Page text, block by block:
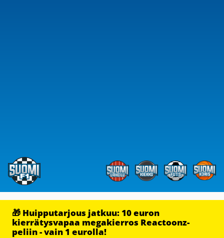
🎁 Huipputarjous jatkuu: 10 euron
kierrätysvapaa megakierros Reactoonz-
peliin - vain 1 eurolla!